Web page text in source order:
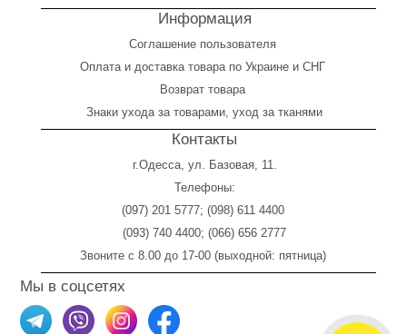
Информация
Соглашение пользователя
Оплатаи доставка товара по Украине и СНГ
Возврат товара
Знаки ухода за товарами, уход за тканями
Контакты
г.Одесса, ул. Базовая, 11.
Телефоны:
(097) 201 5777; (098) 611 4400
(093) 740 4400; (066) 656 2777
Звоните с 8.00 до 17-00 (выходной: пятница)
Мы в соцсетях